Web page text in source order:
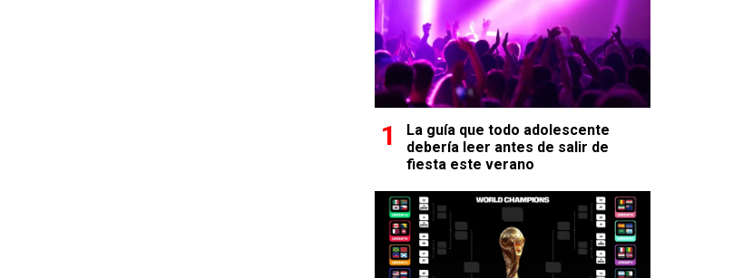
La guía que todo adolescente
debería leer antes de salir de
fiesta este verano